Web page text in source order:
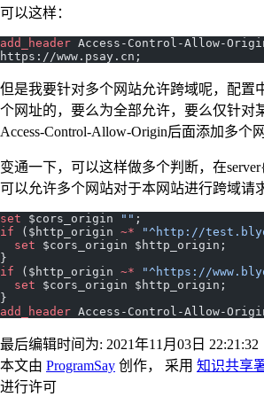
可以这样：
add_header Access-Control-Allow-
https://www.psay.cn;
但是我要针对多个网站允许跨域呢，配置
个网址的，要么为全部允许，要么仅针对
Access-Control-Allow-Origin后面添加多个网
变通一下，可以这样做多个判断，在
可以允许多个网站对于本网站进行跨域请
set $cors_origin "" ;
if ($http_origin ~* "^http://
  set
$cors_origin $http_origin;
}
if ($http_origin ~* "^https://
  set
$cors_origin $http_origin;
}
add_header Access-Control-Allow-
最后编辑时间为: 2021年11月03日 22:21:32
本文由 ProgramSay 创作， 采用 知识共享
进行许可